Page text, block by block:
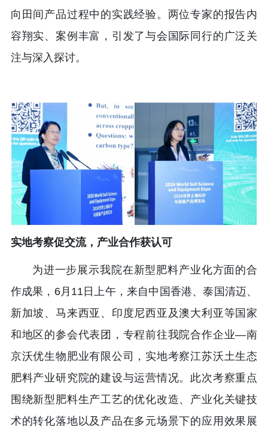
向田间产品过程中的实践经验。两位专家的报告内
容翔实、案例丰富，引发了与会国际同行的广泛关
注与深入探讨。
实地考察促交流，产业合作获认可
为进一步展示我院在新型肥料产业化方面的合
作成果，6月11日上午，来自中国香港、泰国清迈、
新加坡、马来西亚、印度尼西亚及澳大利亚等国家
和地区的参会代表团，专程前往我院合作企业—南
京沃优生物肥业有限公司，实地考察江苏沃土生态
肥料产业研究院的建设与运营情况。此次考察重点
围绕新型肥料生产工艺的优化改造、产业化关键技
术的转化落地以及产品在多元场景下的应用效果展